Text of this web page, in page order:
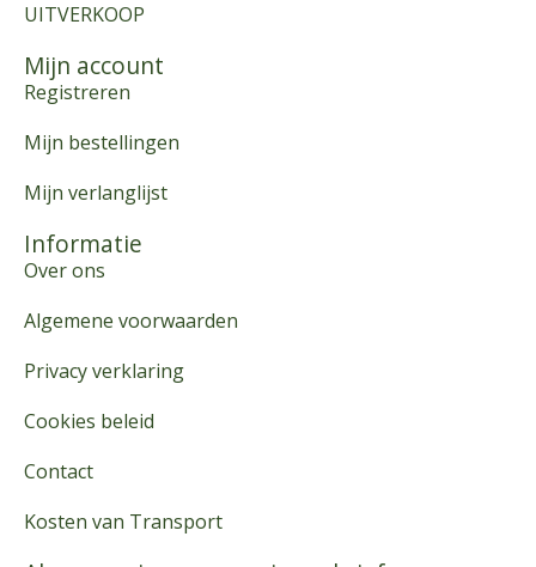
UITVERKOOP
Mijn account
Registreren
Mijn bestellingen
Mijn verlanglijst
Informatie
Over ons
Algemene voorwaarden
Privacy verklaring
Cookies beleid
Contact
Kosten van Transport